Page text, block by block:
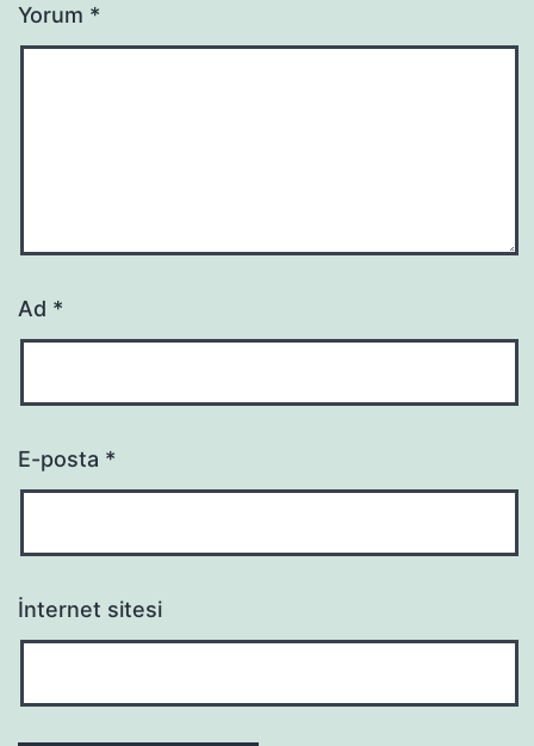
Yorum *
Ad *
E-posta *
İnternet sitesi